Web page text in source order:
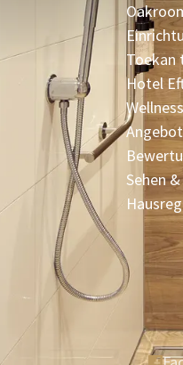
Toekan
Hotel
Sehen